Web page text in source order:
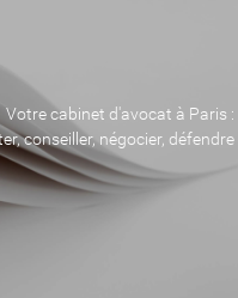
Votre cabinet d'avocat à Paris :
conseiller, négocier, défendre